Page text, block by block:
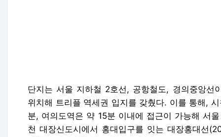
단지는 서울 지하철 2호선, 공항철도, 경의중앙선
위치해 트리플 역세권 입지를 갖췄다. 이를 통해,
분, 여의도역은 약 15분 이내에 접근이 가능해 서
천 대장신도시에서 홍대입구를 잇는 대장홍대선